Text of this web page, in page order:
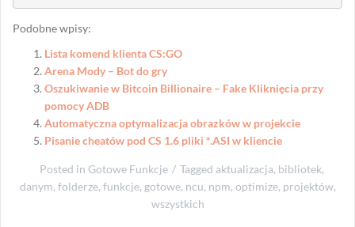
Podobne wpisy:
Lista komend klienta CS:GO
Arena Mody – Bot do gry
Oszukiwanie w Bitcoin Billionaire – Fake Kliknięcia przy
pomocy ADB
Automatyczna optymalizacja obrazków w projekcie
Pisanie cheatów pod CS 1.6 pliki *.ASI w kliencie
Posted in Gotowe Funkcje Tagged aktualizacja, bibliotek,
danym, folderze, funkcje, gotowe, ncu, npm, optimize, projektów,
wszystkich